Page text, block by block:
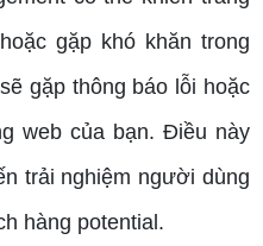
gặp khó khăn trong
gặp thông báo lỗi hoặc
web của bạn. Điều này
trải nghiệm người dùng
hàng potential.